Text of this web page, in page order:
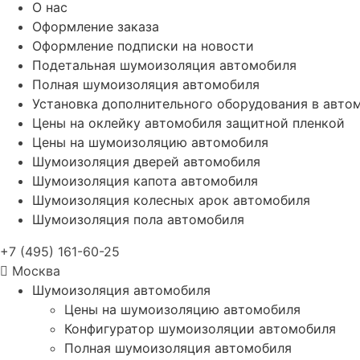
О нас
Оформление заказа
Оформление подписки на новости
Подетальная шумоизоляция автомобиля
Полная шумоизоляция автомобиля
Установка дополнительного оборудования в
Цены на оклейку автомобиля защитной пленкой
Цены на шумоизоляцию автомобиля
Шумоизоляция дверей автомобиля
Шумоизоляция капота автомобиля
Шумоизоляция колесных арок автомобиля
Шумоизоляция пола автомобиля
+7 (495) 161-60-25
Москва
Шумоизоляция автомобиля
Цены на шумоизоляцию автомобиля
Конфигуратор шумоизоляции автомобиля
Полная шумоизоляция автомобиля